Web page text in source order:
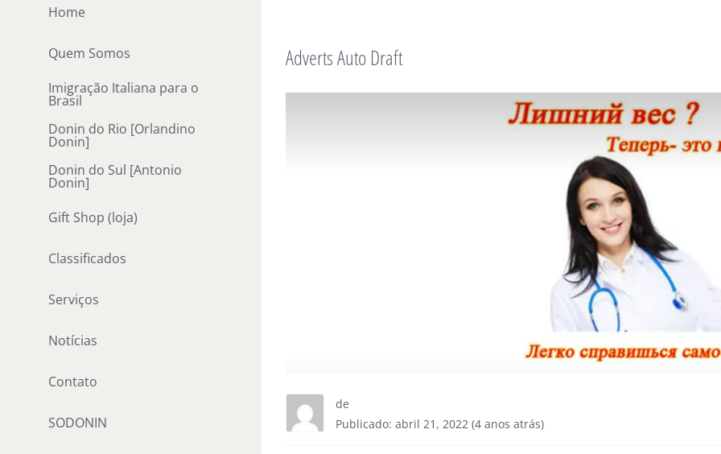
Home
Quem Somos
Imigração Italiana para o
Brasil
Donin do Rio [Orlandino
Donin]
Donin do Sul [Antonio
Donin]
Gift Shop (loja)
Classificados
Serviços
Notícias
Contato
SODONIN
Adverts Auto Draft
de
Publicado: abril 21, 2022 (4 anos atrás)